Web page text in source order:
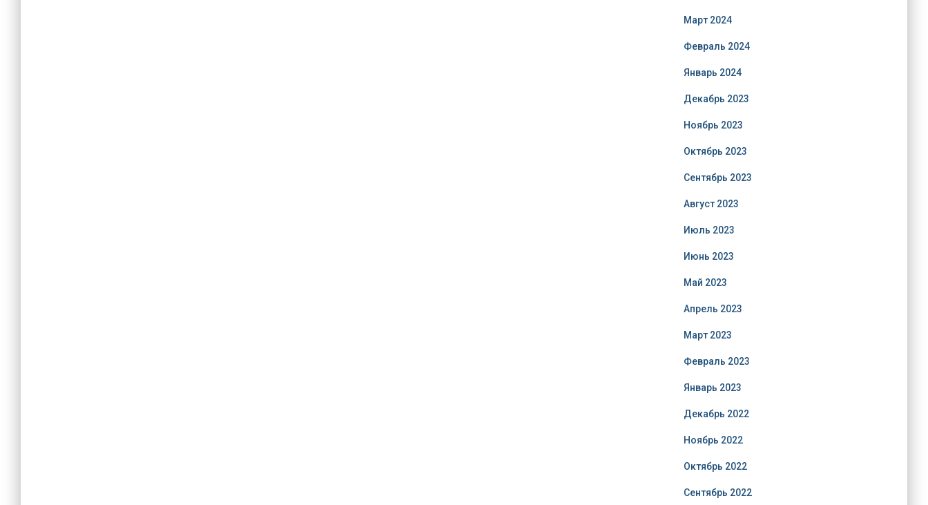
Март 2024
Февраль 2024
Январь 2024
Декабрь 2023
Ноябрь 2023
Октябрь 2023
Сентябрь 2023
Август 2023
Июль 2023
Июнь 2023
Май 2023
Апрель 2023
Март 2023
Февраль 2023
Январь 2023
Декабрь 2022
Ноябрь 2022
Октябрь 2022
Сентябрь 2022